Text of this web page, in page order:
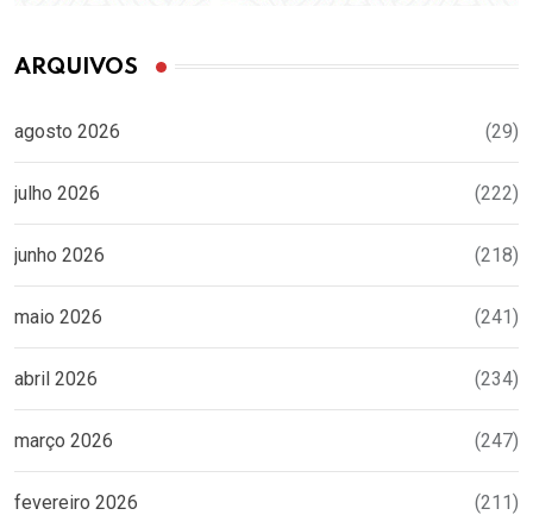
ARQUIVOS
agosto 2026 (29)
julho 2026 (222)
junho 2026 (218)
maio 2026 (241)
abril 2026 (234)
março 2026 (247)
fevereiro 2026 (211)